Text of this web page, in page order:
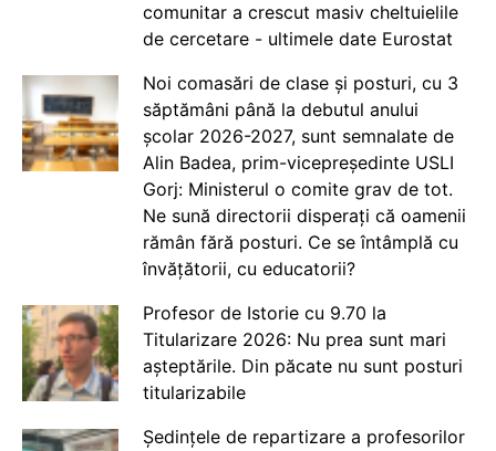
comunitar a crescut masiv cheltuielile
de cercetare - ultimele date Eurostat
Noi comasări de clase și posturi, cu 3
săptămâni până la debutul anului
școlar 2026-2027, sunt semnalate de
Alin Badea, prim-vicepreședinte USLI
Gorj: Ministerul o comite grav de tot.
Ne sună directorii disperați că oamenii
rămân fără posturi. Ce se întâmplă cu
învățătorii, cu educatorii?
Profesor de Istorie cu 9.70 la
Titularizare 2026: Nu prea sunt mari
așteptările. Din păcate nu sunt posturi
titularizabile
Ședințele de repartizare a profesorilor